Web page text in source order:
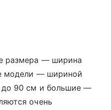
размера — ширина
модели — шириной
90 см и большие —
очень